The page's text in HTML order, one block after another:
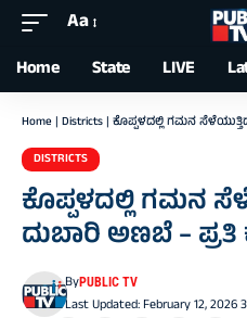
Font
Resizer
Aa
Home State LIVE
Home | Districts | ಕೊಪ್ಪಳದಲ್ಲಿ ಗಮನ ಸೆಳೆಯುತ್ತಿದೆ
DISTRICTS
ಕೊಪ್ಪಳದಲ್ಲಿ ಗಮನ
ದುಬಾರಿ ಅಣಬೆ – ಪ್ರತಿ
Last Updated: February 12, 2026
ByPUBLIC TV